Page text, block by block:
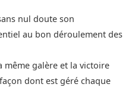
nul doute son
au bon déroulement des
même galère et la victoire
dont est géré chaque